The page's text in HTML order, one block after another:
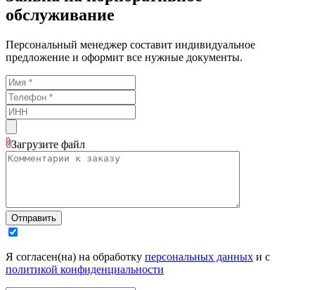
обслуживание
Персональный менеджер составит индивидуальное
предложение и оформит все нужные документы.
Загрузите файл
Отправить
Я согласен(на) на обработку персональных данных и с
политикой конфиденциальности